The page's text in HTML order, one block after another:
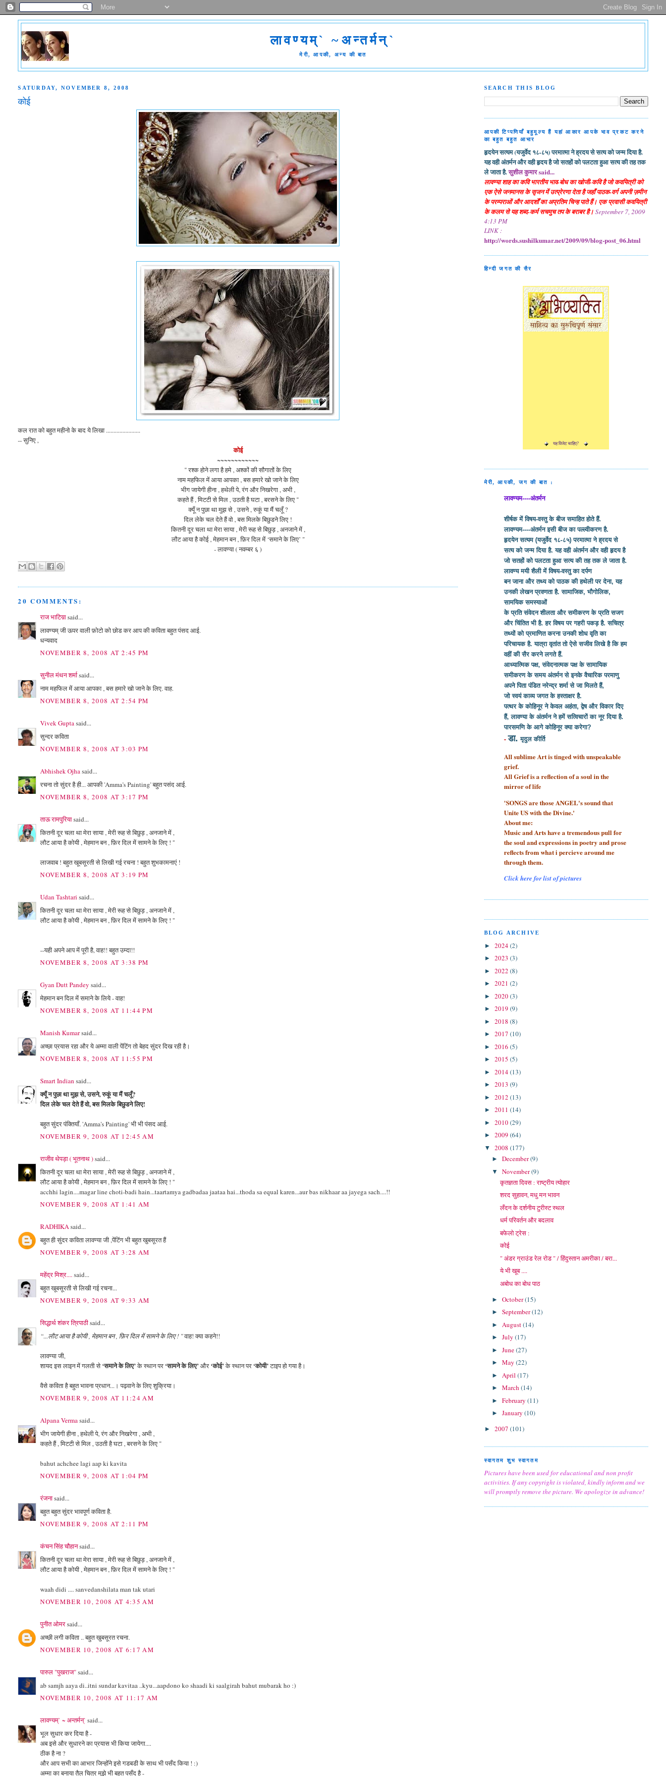
लावण्यम्` ~अन्तर्मन्`
मेरी, आपकी, अन्य की बात
SATURDAY, NOVEMBER 8, 2008
कोई
कल रात को बहुत महीनो के बाद ये लिखा .......................
-- सुनिए ,
कोई
~~~~~~~~~~~~
" रश्क होने लगा है हमे , अश्कों की सौगातों के लिए
नाम महफिल में आया आपका , बस हमारे खो जाने के लिए
भीग जायेगी हीना , हथेली पे, रंग और निखरेगा , अभी ,
कहते हैं , मिटटी से मिल , उठती है घटा , बरसने के लिए "
क्यूँ न पुछा था मुझ से , उसने , रुकूं या मैं चलूँ ?
दिल लेके चल देते हैं वो , बस मिलके बिछुडने लिए !
कितनी दूर चला था मेरा साया , मेरी रूह से बिछुड़ , अनजाने में ,
लौट आया है कोई , मेहमान बन , फ़िर दिल में ‘समाने के लिए’ "
- लावण्या ( नवम्बर ६ )
20 COMMENTS:
राज भाटिय़ाsaid...
लावण्यम् जी ऊपर वाली फ़ोटो को छोड कर आप की कविता बहुत पंसद आई.
धन्यवाद
NOVEMBER 8, 2008 AT 2:45 PM
सुनील मंथन शर्माsaid...
नाम महफिल में आया आपका , बस हमारे खो जाने के लिए. वाह.
NOVEMBER 8, 2008 AT 2:54 PM
Vivek Guptasaid...
सुन्दर कविता
NOVEMBER 8, 2008 AT 3:03 PM
Abhishek Ojhasaid...
रचना तो सुंदर है ही... आपकी 'Amma's Painting' बहुत पसंद आई.
NOVEMBER 8, 2008 AT 3:17 PM
ताऊ रामपुरियाsaid...
कितनी दूर चला था मेरा साया , मेरी रूह से बिछुड़ , अनजाने में ,
लौट आया है कोयी , मेहमान बन , फ़िर दिल में सामने के लिए ! "
लाजवाब ! बहुत खूबसूरती से लिखी गई रचना ! बहुत शुभकामनाएं !
NOVEMBER 8, 2008 AT 3:19 PM
Udan Tashtari said...
कितनी दूर चला था मेरा साया , मेरी रूह से बिछुड़ , अनजाने में ,
लौट आया है कोयी , मेहमान बन , फ़िर दिल में सामने के लिए ! "
--यही अपने आप में पूरी है, वाह!! बहुत उम्दा!!
NOVEMBER 8, 2008 AT 3:38 PM
Gyan Dutt Pandey said...
मेहमान बन दिल में समाने के लिये - वाह!
NOVEMBER 8, 2008 AT 11:44 PM
Manish Kumarsaid...
अच्छा प्रयास रहा और ये अम्मा वाली पेंटिंग तो बेहद सुंदर दिख रही है।
NOVEMBER 8, 2008 AT 11:55 PM
Smart Indian said...
क्यूँ न पुछा था मुझ से, उसने, रुकूं या मैं चलूँ?
दिल लेके चल देते हैं वो, बस मिलके बिछुडने लिए!
बहुत सुंदर पंक्तियाँ. 'Amma's Painting' भी भी पंसद आई.
NOVEMBER 9, 2008 AT 12:45 AM
राजीव थेपड़ा ( भूतनाथ )said...
कितनी दूर चला था मेरा साया , मेरी रूह से बिछुड़ , अनजाने में ,
लौट आया है कोयी , मेहमान बन , फ़िर दिल में सामने के लिए ! "
acchhi lagin....magar line choti-badi hain...taartamya gadbadaa jaataa hai...thoda sa equal karen...aur bas nikhaar aa jayega sach....!!
NOVEMBER 9, 2008 AT 1:41 AM
RADHIKAsaid...
बहुत ही सुंदर कविता लावण्या जी ,पेंटिंग भी बहुत खुबसूरत हैं
NOVEMBER 9, 2008 AT 3:28 AM
महेंद्र मिश्र....said...
बहुत खूबसूरती से लिखी गई रचना...
NOVEMBER 9, 2008 AT 9:33 AM
सिद्धार्थ शंकर त्रिपाठीsaid...
“...लौट आया है कोयी , मेहमान बन , फ़िर दिल में सामने के लिए ! "वाह! क्या कहने!!
लावण्या जी,
शायद इस लाइन में गलती से ‘समाने के लिए’के स्थान पर ‘सामने के लिए’और ‘कोई’के स्थान पर ‘कोयी’टाइप हो गया है।
वैसे कविता है बहुत भावना प्रधान...। पढ़वाने के लिए शुक्रिया।
NOVEMBER 9, 2008 AT 11:24 AM
Alpana Vermasaid...
भीग जायेगी हीना , हथेली पे, रंग और निखरेगा , अभी ,
कहते हैं , मिटटी से मिल , उठती है घटा , बरसने के लिए "
bahut achchee lagi aap ki kavita
NOVEMBER 9, 2008 AT 1:04 PM
रंजनाsaid...
बहुत बहुत सुंदर भावपूर्ण कविता है.
NOVEMBER 9, 2008 AT 2:11 PM
कंचन सिंह चौहानsaid...
कितनी दूर चला था मेरा साया , मेरी रूह से बिछुड़ , अनजाने में ,
लौट आया है कोयी , मेहमान बन , फ़िर दिल में सामने के लिए ! "
waah didi .... sanvedanshilata man tak utari
NOVEMBER 10, 2008 AT 4:35 AM
पुनीत ओमरsaid...
अच्छी लगी कविता .. बहुत खुबसूरत रचना.
NOVEMBER 10, 2008 AT 6:17 AM
पारुल "पुखराज"said...
ab samjh aaya di..itni sundar kavitaa ..kyu...aapdono ko shaadi ki saalgirah bahut mubarak ho :)
NOVEMBER 10, 2008 AT 11:17 AM
लावण्यम्` ~ अन्तर्मन्` said...
भूल सुधार कर दिया है -
अब इसे और सुधारने का प्रयास भी किया जायेगा....
ठीक है ना ?
और आप सभी का आभार जिन्होँने इसे गडबडी के साथ भी पसँद किया ! :)
अम्मा का बनाया तैल चित्र मुझे भी बहुत पसँद है -
SEARCH THIS BLOG
आपकी टिप्पणियाँ बहुमूल्य हैं यहां आकार आपके भाव प्रकट करने
का बहुत बहुत आभार
हृदयेन सत्यम (यजुर्वेद १८-८५) परमात्मा ने ह्रदय से सत्य को जन्म दिया है.
यह वही अंतर्मन और वही हृदय है जो सतहों को पलटता हुआ सत्य की तह तक
ले जाता है.सुशील कुमार said...
लावण्या शाह का कवि भारतीय भाव-बोध का खोजी-कवि है जो कवयित्री को
एक ऐसे जनमानस के सृजन में उत्प्रेरणा देता है जहाँ पाठक-वर्ग अपनी ज़मीन
के परम्पराओं और आदर्शों का अप्रतिम चिन्ह पाते हैं। एक प्रवासी कवयित्री
के कलम से यह शब्द-कर्म सचमुच तप के बराबर है। September 7, 2009
4:13 PM
LINK :
http://words.sushilkumar.net/2009/09/blog-post_06.html
हिन्दी जगत की सैर
यह विजेट चाहिए?
मेरी, आपकी, जग की बात :
लावण्यम----अंतर्मन
शीर्षक में विषय-वस्तु के बीज समाहित होते हैं.
लावण्यम----अंतर्मन इसी बीज का पल्ल्वीकरण है.
हृदयेन सत्यम (यजुर्वेद १८-८५) परमात्मा ने ह्रदय से
सत्य को जन्म दिया है. यह वही अंतर्मन और वही हृदय है
जो सतहों को पलटता हुआ सत्य की तह तक ले जाता है.
लावण्य मयी शैली में विषय-वस्तु का दर्पण
बन जाना और तथ्य को पाठक की हथेली पर देना, यह
उनकी लेखन प्रवणता है. सामाजिक, भौगोलिक,
सामयिक समस्याओं
के प्रति संवेदन शीलता और समीकरण के प्रति सजग
और चिंतित भी है. हर विषय पर गहरी पकड़ है. सचित्र
तथ्यों को प्रमाणित करना उनकी शोध वृति का
परिचायक है. यात्रा वृतांत तो ऐसे सजीव लिखे है कि हम
वहीं की सैर करने लगते हैं.
आध्यात्मिक पक्ष, संवेदनात्मक पक्ष के सामायिक
समीकरण के समय अंतर्मन से इनके वैचारिक परमाणु
अपने पिता पंडित नरेन्द्र शर्मा सेजा मिलते हैं,
जो स्वयं काव्य जगत के हस्ताक्षर है.
पत्थर के कोहिनूर ने केवल अहंता, द्वेष और विकार दिए
हैं, लावण्या के अंतर्मन ने हमें सत्विचारों का नूर दिया है.
पारसमणि के आगे कोहिनूर क्या करेगा?
- डा.मृदुल कीर्ति
All sublime Art is tinged with unspeakable
grief.
All Grief is a reflection of a soulin the
mirror of life
'SONGS are those ANGEL's sound that
Unite US with the Divine.'
About me:
Music and Arts have a tremendous pull for
the soul and expressions in poetry and prose
reflects from what i percieve around me
through them.
Click here for list of pictures
BLOG ARCHIVE
► 2024(2)
► 2023 (3)
► 2022 (8)
► 2021 (2)
► 2020(3)
► 2019 (9)
► 2018 (8)
► 2017 (10)
► 2016 (5)
► 2015 (5)
► 2014(13)
► 2013 (9)
► 2012 (13)
► 2011 (14)
► 2010(29)
► 2009 (64)
▼ 2008 (177)
►December(9)
▼November(9)
कृतज्ञता दिवस : राष्ट्रीय त्योहार
शरद सुहावन, मधु मन भावन
लँदन के दर्शनीय टुरीस्ट स्थल
धर्म परिवर्तन और बदलाव
बफेलो ट्रेस :
कोई
" अंडर ग्राउंड रेल रोड " / हिंदुस्तान अमरीका / बरा...
ये भी खूब ....
अबोध का बोध पाठ
►October(15)
►September(12)
► August(14)
►July(17)
►June(27)
►May(22)
► April(17)
►March(14)
►February(11)
►January(10)
► 2007 (101)
स्वागतम शुभ स्वागतम
Pictures have been used for educational and non profit
activities. If any copyright is violated, kindly inform and we
will promptly remove the picture. We apologize in advance!